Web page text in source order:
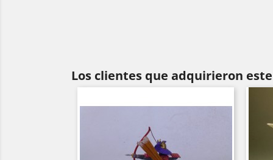
Los clientes que adquirieron